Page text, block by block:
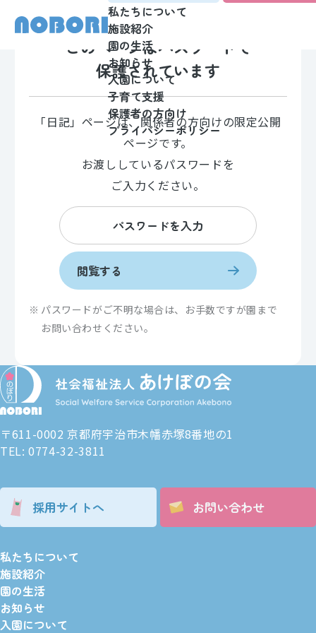
私たちについて
施設紹介
園の生活
お知らせ
入園について
子育て支援
保護者の方向け
プライバシーポリシー
このページはパスワードで
保護されています
「日記」ページは、関係者の方向けの限定公開
ページです。
お渡ししているパスワードを
ご入力ください。
閲覧する
パスワードがご不明な場合は、お手数ですが園まで
お問い合わせください。
〒611-0002 京都府宇治市木幡赤塚8番地の1
TEL: 0774-32-3811
採用サイトへ お問い合わせ
私たちについて
施設紹介
園の生活
お知らせ
入園について